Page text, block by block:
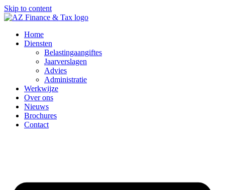
Skip to content
Home
Diensten
Belastingaangiftes
Jaarverslagen
Advies
Administratie
Werkwijze
Over ons
Nieuws
Brochures
Contact